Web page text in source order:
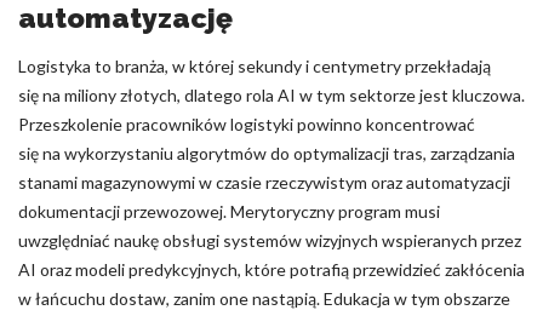
automatyzację
Logistyka to branża, w której sekundy i centymetry przekładają
się na miliony złotych, dlatego rola AI w tym sektorze jest kluczowa.
Przeszkolenie pracowników logistyki powinno koncentrować
się na wykorzystaniu algorytmów do optymalizacji tras, zarządzania
stanami magazynowymi w czasie rzeczywistym oraz automatyzacji
dokumentacji przewozowej. Merytoryczny program musi
uwzględniać naukę obsługi systemów wizyjnych wspieranych przez
AI oraz modeli predykcyjnych, które potrafią przewidzieć zakłócenia
w łańcuchu dostaw, zanim one nastąpią. Edukacja w tym obszarze